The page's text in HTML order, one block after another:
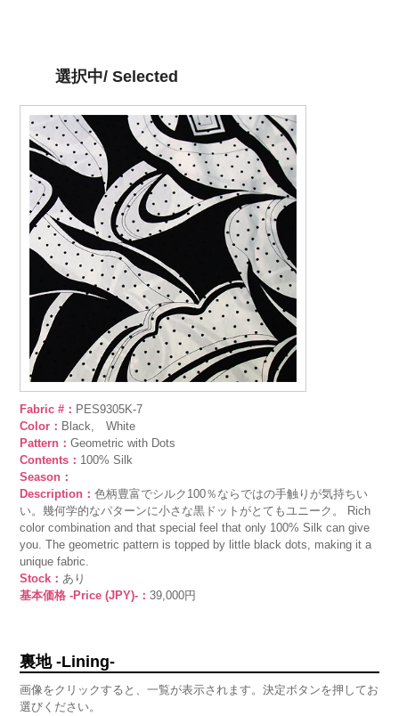
選択中/ Selected
Fabric #： PES9305K-7
Color： Black, White
Pattern：Geometric with Dots
Contents： 100% Silk
Season：
Description：色柄豊富でシルク100％ならではの手触りが気持ちい
い。幾何学的なパターンに小さな黒ドットがとてもユニーク。 Rich
color combination and that special feel that only 100% Silk can give
you. The geometric pattern is topped by little black dots, making it a
unique fabric.
Stock：あり
基本価格 -Price (JPY)-：39,000円
裏地 -Lining-
画像をクリックすると、一覧が表示されます。決定ボタンを押してお
選びください。